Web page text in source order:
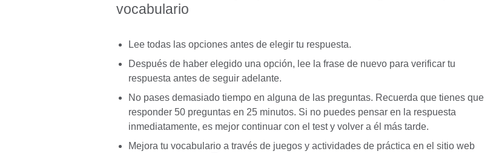
vocabulario
Lee todas las opciones antes de elegir tu respuesta.
Después de haber elegido una opción, lee la frase de nuevo para verificar tu
respuesta antes de seguir adelante.
No pases demasiado tiempo en alguna de las preguntas. Recuerda que tienes que
responder 50 preguntas en 25 minutos. Si no puedes pensar en la respuesta
inmediatamente, es mejor continuar con el test y volver a él más tarde.
Mejora tu vocabulario a través de juegos y actividades de práctica en el sitio web